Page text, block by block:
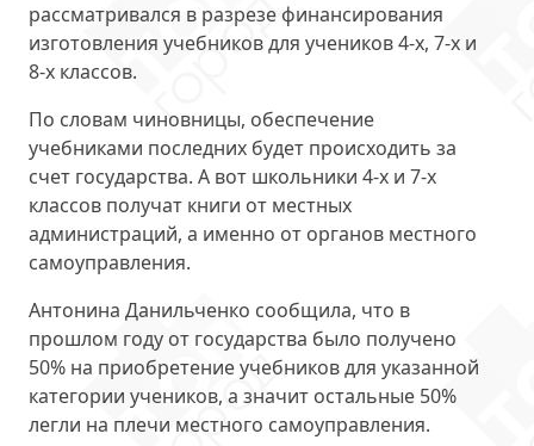
рассматривался в разрезе финансирования
изготовления учебников для учеников 4-х, 7-х и
8-х классов.
По словам чиновницы, обеспечение
учебниками последних будет происходить за
счет государства. А вот школьники 4-х и 7-х
классов получат книги от местных
администраций, а именно от органов местного
самоуправления.
Антонина Данильченко сообщила, что в
прошлом году от государства было получено
50% на приобретение учебников для указанной
категории учеников, а значит остальные 50%
легли на плечи местного самоуправления.